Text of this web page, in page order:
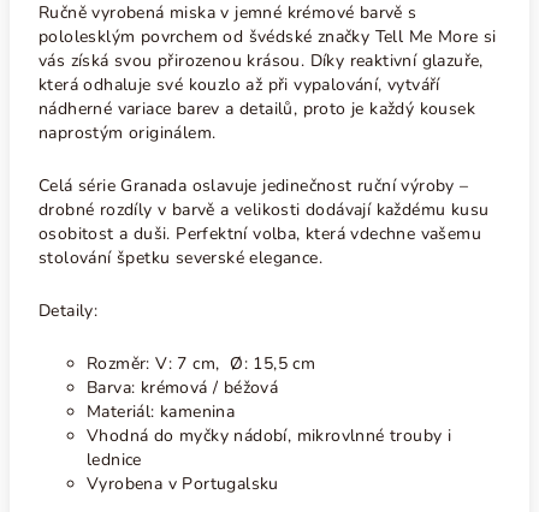
Ručně vyrobená miska v jemné krémové barvě s
pololesklým povrchem od švédské značky Tell Me More si
vás získá svou přirozenou krásou. Díky reaktivní glazuře,
která odhaluje své kouzlo až při vypalování, vytváří
nádherné variace barev a detailů, proto je každý kousek
naprostým originálem.
Celá série Granada oslavuje jedinečnost ruční výroby –
drobné rozdíly v barvě a velikosti dodávají každému kusu
osobitost a duši. Perfektní volba, která vdechne vašemu
stolování špetku severské elegance.
Detaily:
Rozměr:V: 7 cm, Ø: 15,5 cm
Barva: krémová / béžová
Materiál: kamenina
Vhodná do myčky nádobí, mikrovlnné trouby i
lednice
Vyrobena v Portugalsku